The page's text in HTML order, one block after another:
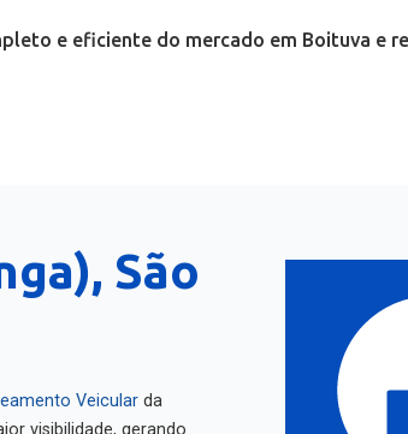
e eficiente do mercado em Boituva e
São
Veicular
da
visibilidade, gerando